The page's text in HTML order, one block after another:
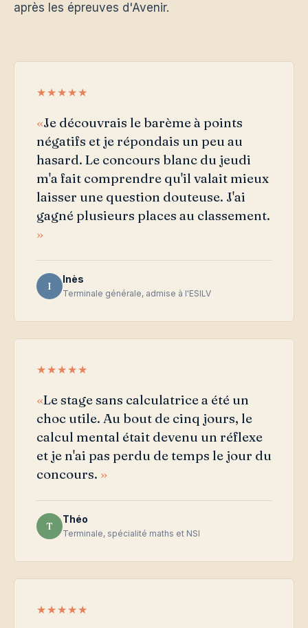
après les épreuves d'Avenir.
★★★★★
Je découvrais le barème à points
négatifs et je répondais un peu au
hasard. Le concours blanc du jeudi
m'a fait comprendre qu'il valait mieux
laisser une question douteuse. J'ai
gagné plusieurs places au classement.
I
Inès
Terminale générale, admise à l'ESILV
★★★★★
Le stage sans calculatrice a été un
choc utile. Au bout de cinq jours, le
calcul mental était devenu un réflexe
et je n'ai pas perdu de temps le jour du
concours.
T
Théo
Terminale, spécialité maths et NSI
★★★★★